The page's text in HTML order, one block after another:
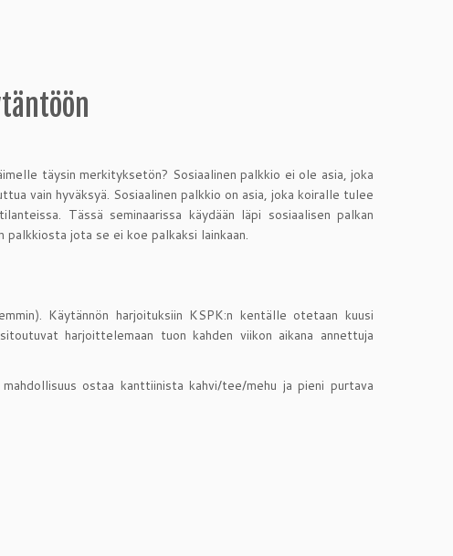
täysin merkityksetön? Sosiaalinen palkkio ei ole asia, joka
vain hyväksyä. Sosiaalinen palkkio on asia, joka koiralle tulee
Tässä seminaarissa käydään läpi sosiaalisen palkan
jota se ei koe palkaksi lainkaan.
Käytännön harjoituksiin KSPK:n kentälle otetaan kuusi
harjoittelemaan tuon kahden viikon aikana annettuja
ostaa kanttiinista kahvi/tee/mehu ja pieni purtava